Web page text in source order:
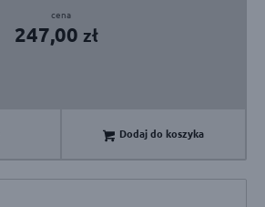
247,00 zł
Dodaj do koszyka